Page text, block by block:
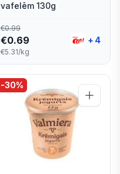
vafelēm 130g
€0.99
€0.69
€5.31/kg
+ 4
-30%